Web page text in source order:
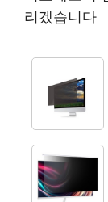
리겠습니다